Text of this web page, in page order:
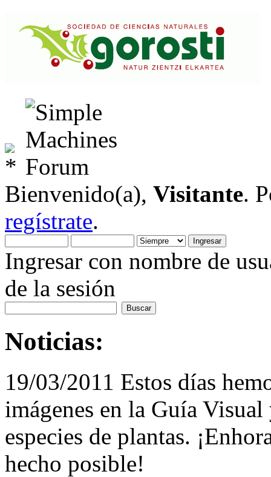
Bienvenido(a), Visitante.
regístrate.
Ingresar con nombre de
de la sesión
Noticias:
19/03/2011 Estos días
imágenes en la Guía
especies de plantas.
hecho posible!